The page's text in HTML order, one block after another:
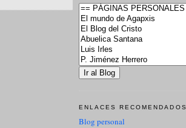
ENLACES RECOMENDADOS
Blog personal